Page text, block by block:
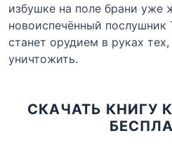
избушке на поле брани уже
новоиспечённый
станет орудием в руках
уничтожить.
СКАЧАТЬ КНИГУ